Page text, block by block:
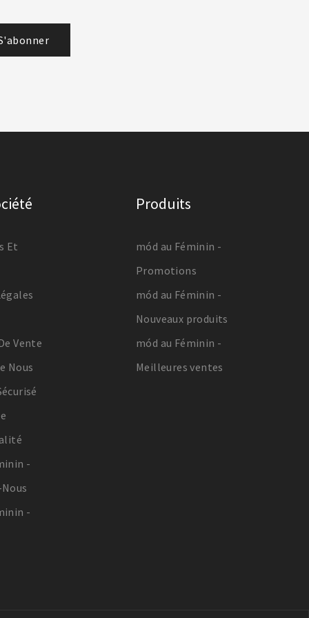
Et
Vente
Nous
-
-
Produits
mód au Féminin -
Promotions
mód au Féminin -
Nouveaux produits
mód au Féminin -
Meilleures ventes